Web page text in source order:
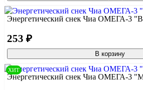
Энергетический снек Чиа ОМЕГА-3
253 ₽
В корзину
ХИТ
Энергетический снек Чиа ОМЕГА-3